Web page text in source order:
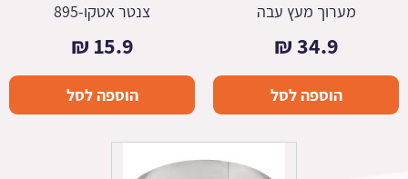
מערוך מעץ עבה
34.9
₪
הוספה לסל
צנטר אטקו-895
15.9
₪
הוספה לסל